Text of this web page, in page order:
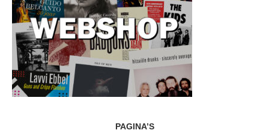
PAGINA’S